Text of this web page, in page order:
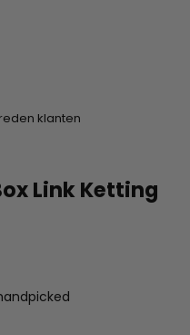
klanten
Link Ketting